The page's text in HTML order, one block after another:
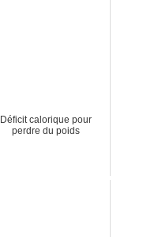
Déficit calorique pour
perdre du poids